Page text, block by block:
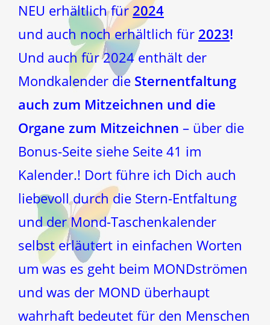
NEU erhältlich für 2024
und auch noch erhältlich für 2023!
Und auch für 2024 enthält der
Mondkalender die Sternentfaltung
auch zum Mitzeichnen und die
Organe zum Mitzeichnen – über die
Bonus-Seite siehe Seite 41 im
Kalender.! Dort führe ich Dich auch
liebevoll durch die Stern-Entfaltung
und der Mond-Taschenkalender
selbst erläutert in einfachen Worten
um was es geht beim MONDströmen
und was der MOND überhaupt
wahrhaft bedeutet für den Menschen